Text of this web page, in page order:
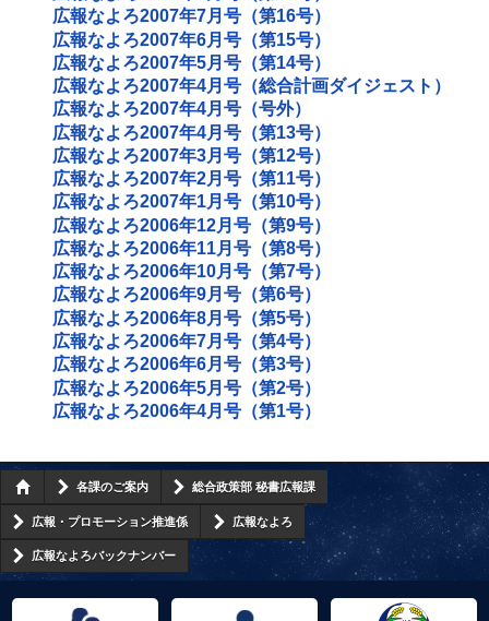
広報なよろ2007年7月号（第16号）
広報なよろ2007年6月号（第15号）
広報なよろ2007年5月号（第14号）
広報なよろ2007年4月号（総合計画ダイジェスト）
広報なよろ2007年4月号（号外）
広報なよろ2007年4月号（第13号）
広報なよろ2007年3月号（第12号）
広報なよろ2007年2月号（第11号）
広報なよろ2007年1月号（第10号）
広報なよろ2006年12月号（第9号）
広報なよろ2006年11月号（第8号）
広報なよろ2006年10月号（第7号）
広報なよろ2006年9月号（第6号）
広報なよろ2006年8月号（第5号）
広報なよろ2006年7月号（第4号）
広報なよろ2006年6月号（第3号）
広報なよろ2006年5月号（第2号）
広報なよろ2006年4月号（第1号）
各課のご案内 総合政策部 秘書広報課
広報・プロモーション推進係 広報なよろ
広報なよろバックナンバー